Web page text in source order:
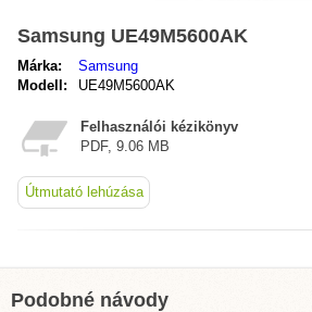
Samsung UE49M5600AK
Márka:
Samsung
Modell:
UE49M5600AK
Felhasználói kézikönyv
PDF, 9.06 MB
Útmutató lehúzása
Podobné návody